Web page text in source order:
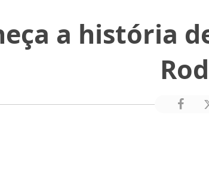
a história